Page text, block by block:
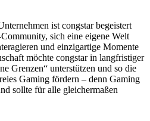
ist congstar begeistert
sich eine eigene Welt
und einzigartige Momente
möchte congstar in langfristiger
Grenzen“ unterstützen und so die
Gaming fördern – denn Gaming
sollte für alle gleichermaßen